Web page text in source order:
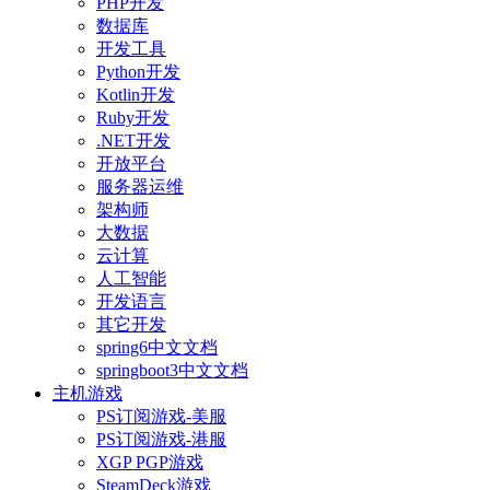
数据库
开发工具
Python开发
Kotlin开发
Ruby开发
.NET开发
开放平台
服务器运维
架构师
大数据
云计算
人工智能
开发语言
其它开发
spring6中文文档
springboot3中文文档
主机游戏
PS订阅游戏-美服
PS订阅游戏-港服
XGP PGP游戏
SteamDeck游戏